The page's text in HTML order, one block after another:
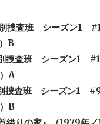
捜査班 シーズン1
B
捜査班 シーズン1
A
捜査班 シーズン1 #9
B